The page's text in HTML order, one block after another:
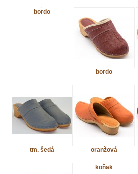
bordo
bordo
tm. šedá oranžová
koňak